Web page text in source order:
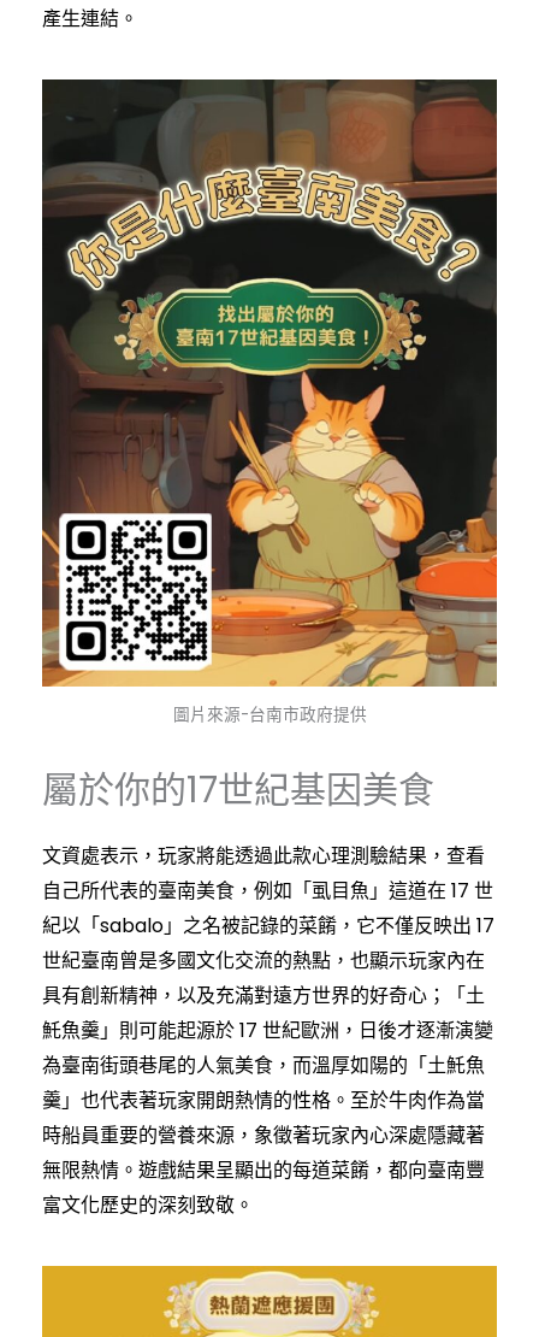
產生連結。
圖片來源-台南市政府提供
屬於你的17世紀基因美食
文資處表示，玩家將能透過此款心理測驗結果，查看
自己所代表的臺南美食，例如「虱目魚」這道在 17 世
紀以「sabalo」之名被記錄的菜餚，它不僅反映出 17
世紀臺南曾是多國文化交流的熱點，也顯示玩家內在
具有創新精神，以及充滿對遠方世界的好奇心；「土
魠魚羹」則可能起源於 17 世紀歐洲，日後才逐漸演變
為臺南街頭巷尾的人氣美食，而溫厚如陽的「土魠魚
羹」也代表著玩家開朗熱情的性格。至於牛肉作為當
時船員重要的營養來源，象徵著玩家內心深處隱藏著
無限熱情。遊戲結果呈顯出的每道菜餚，都向臺南豐
富文化歷史的深刻致敬。